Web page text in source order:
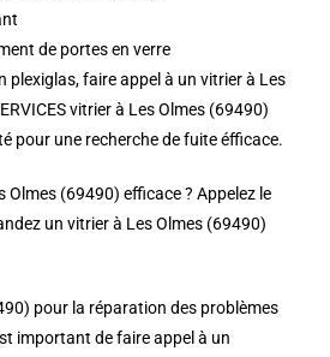
de portes en verre
plexiglas, faire appel à un vitrier à Les
vitrier à Les Olmes (69490)
pour une recherche de fuite éfficace.
Olmes (69490) efficace ? Appelez le
un vitrier à Les Olmes (69490)
pour la réparation des problèmes
important de faire appel à un